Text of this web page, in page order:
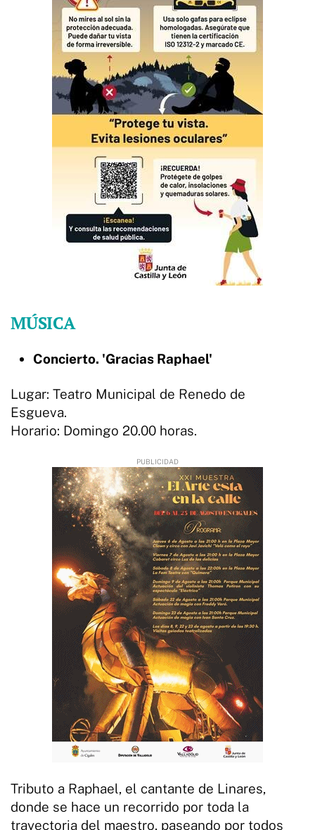
MÚSICA
Concierto. 'Gracias Raphael'
Lugar: Teatro Municipal de Renedo de
Esgueva.
Horario: Domingo 20.00 horas.
Tributo a Raphael, el cantante de Linares,
donde se hace un recorrido por toda la
trayectoria del maestro, paseando por todos